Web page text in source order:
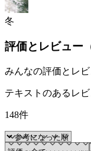
冬
評価とレビュー
みんなの評価とレ
テキストのあるレ
148件